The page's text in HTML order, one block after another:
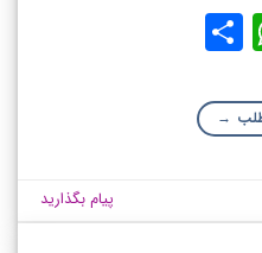
WhatsApp
→
پیام بگذارید